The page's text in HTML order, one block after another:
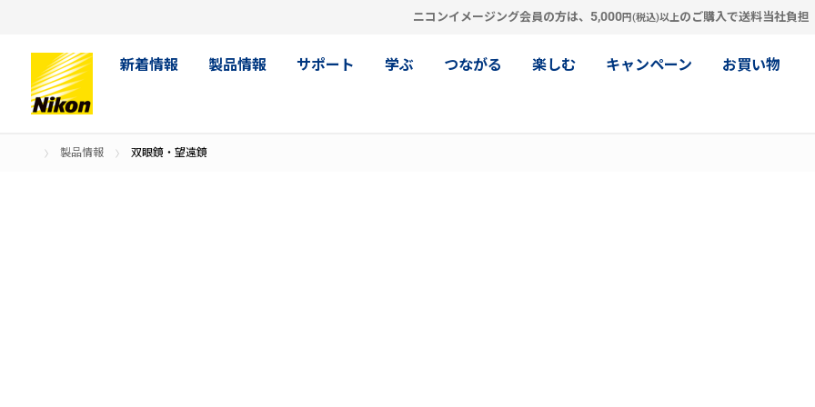
ニコンイメージング会員の方は、 5,000円(税込)以上のご購入で送料当社負担
新着情報 製品情報 サポート 学ぶ つながる 楽しむ キャンペーン お買い物
製品情報 双眼鏡・望遠鏡